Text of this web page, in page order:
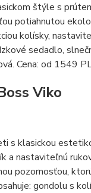
štýle s
potiahnutou
kolísky,
sedadlo,
Cena: od 1549
Viko
s klasickou
a nastaviteľnú
pozornosťou,
gondolu s